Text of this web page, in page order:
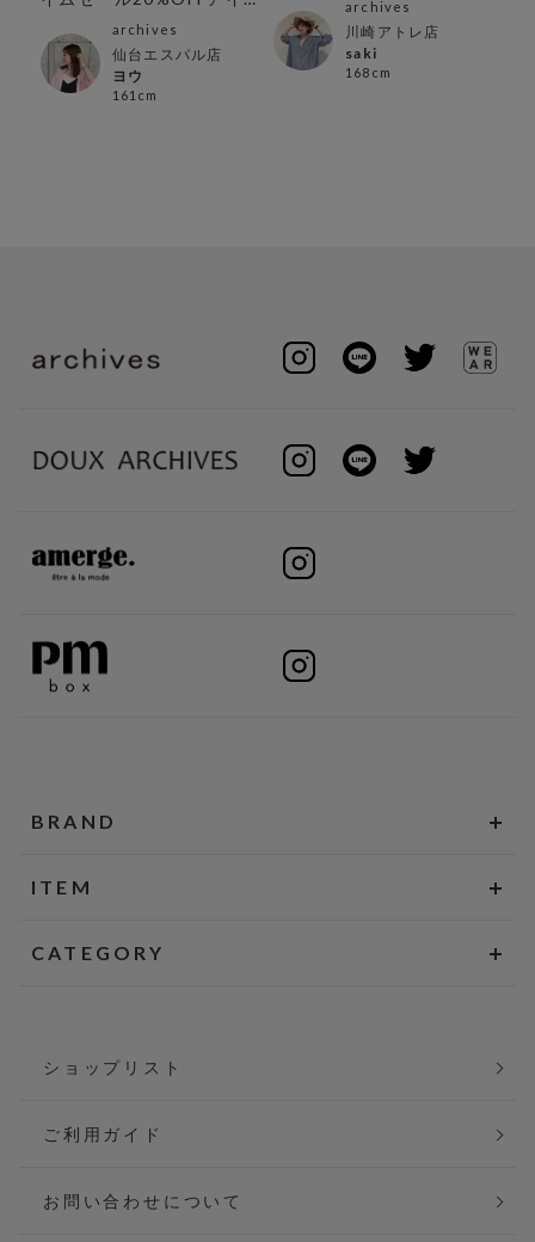
archives
仙台エスパル店
ヨウ
161cm
archives
川崎アトレ店
saki
168cm
BRAND
ITEM
CATEGORY
ショップリスト
ご利用ガイド
お問い合わせについて